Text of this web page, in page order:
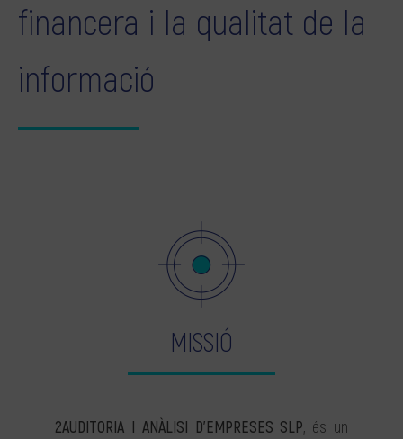
financera i la qualitat de la
informació
MISSIÓ
2AUDITORIA I ANÀLISI D’EMPRESES SLP, és un